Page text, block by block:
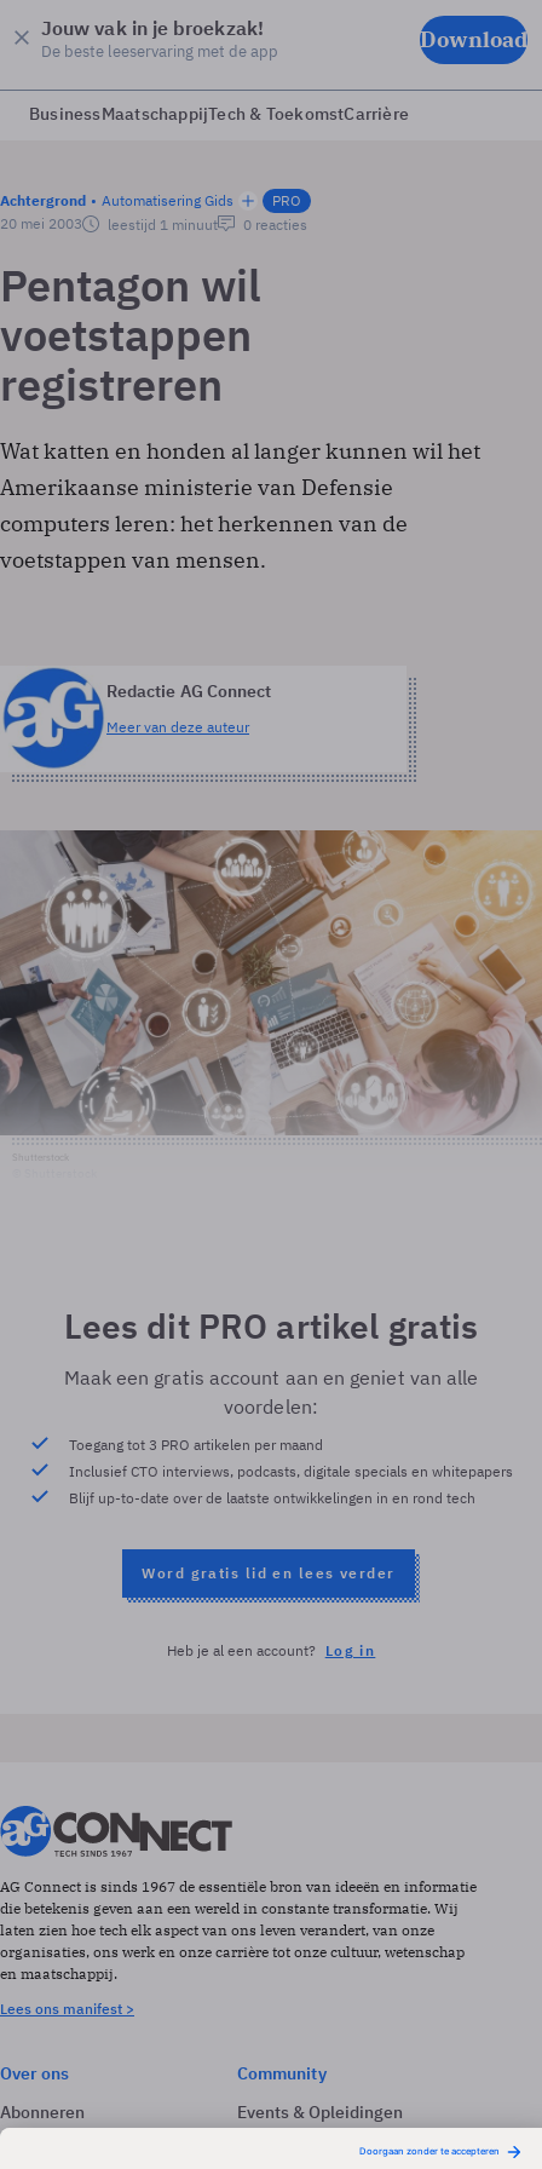
Jouw vak in je broekzak!
De beste leeservaring met de app Download
BusinessMaatschappijTech & ToekomstCarrière
Achtergrond Automatisering Gids
PRO
20 mei 2003
leestijd 1 minuut 0 reacties
Pentagon wil
voetstappen
registreren
Wat katten en honden al langer kunnen wil het
Amerikaanse ministerie van Defensie
computers leren: het herkennen van de
voetstappen van mensen.
Redactie AG Connect
Meer van deze auteur
Lees dit PRO artikel gratis
Maak een gratis account aan en geniet van alle
voordelen:
Toegang tot 3 PRO artikelen per maand
Inclusief CTO interviews, podcasts, digitale specials en whitepapers
Blijf up-to-date over de laatste ontwikkelingen in en rond tech
Word gratis lid en lees verder
Heb je al een account? Log in
AG Connect is sinds 1967 de essentiële bron van ideeën en informatie
die betekenis geven aan een wereld in constante transformatie. Wij
laten zien hoe tech elk aspect van ons leven verandert, van onze
organisaties, ons werk en onze carrière tot onze cultuur, wetenschap
en maatschappij.
Lees ons manifest >
Over ons
Abonneren
Adverteren
Community
Events & Opleidingen